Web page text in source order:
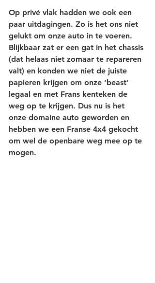
Op privé vlak hadden we ook een
paar uitdagingen. Zo is het ons niet
gelukt om onze auto in te voeren.
Blijkbaar zat er een gat in het chassis
(dat helaas niet zomaar te repareren
valt) en konden we niet de juiste
papieren krijgen om onze ‘beast’
legaal en met Frans kenteken de
weg op te krijgen. Dus nu is het
onze domaine auto geworden en
hebben we een Franse 4x4 gekocht
om wel de openbare weg mee op te
mogen.